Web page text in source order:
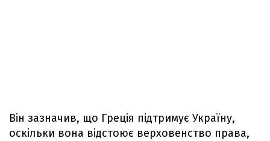
Він зазначив, що Греція підтримує Україну,
оскільки вона відстоює верховенство права,